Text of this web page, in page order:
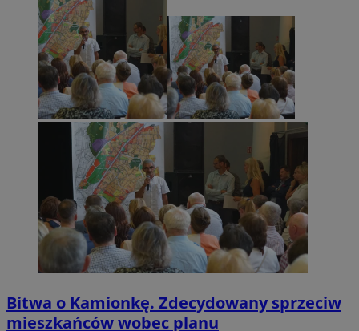
Bitwa o Kamionkę. Zdecydowany sprzeciw
mieszkańców wobec planu